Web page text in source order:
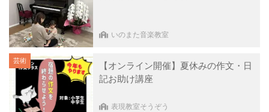
いのまた音楽教室
芸術
【オンライン開催】夏休みの作文・日
記お助け講座
表現教室そうぞう